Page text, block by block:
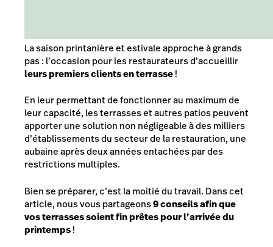
La saison printanière et estivale approche àgrands
pas : l’occasion pour les restaurateurs d’accueillir
leurs premiers clients en terrasse!
En leur permettant de fonctionner au maximum de
leur capacité, les terrasses et autres patios peuvent
apporter une solution non négligeable à des milliers
d’établissements du secteur de la restauration, une
aubaine après deux années entachées par des
restrictions multiples.
Bien se préparer, c’est la moitié du travail. Dans cet
article, nous vous partageons9 conseils afin que
vos terrasses soient fin prêtes pour l’arrivée du
printemps!